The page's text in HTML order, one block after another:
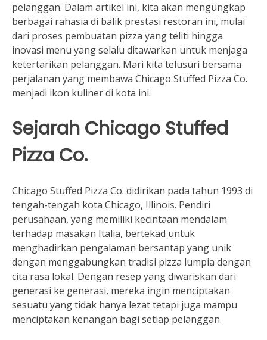
pelanggan. Dalam artikel ini, kita akan mengungkap
berbagai rahasia di balik prestasi restoran ini, mulai
dari proses pembuatan pizza yang teliti hingga
inovasi menu yang selalu ditawarkan untuk menjaga
ketertarikan pelanggan. Mari kita telusuri bersama
perjalanan yang membawa Chicago Stuffed Pizza Co.
menjadi ikon kuliner di kota ini.
Sejarah Chicago Stuffed
Pizza Co.
Chicago Stuffed Pizza Co. didirikan pada tahun 1993 di
tengah-tengah kota Chicago, Illinois. Pendiri
perusahaan, yang memiliki kecintaan mendalam
terhadap masakan Italia, bertekad untuk
menghadirkan pengalaman bersantap yang unik
dengan menggabungkan tradisi pizza lumpia dengan
cita rasa lokal. Dengan resep yang diwariskan dari
generasi ke generasi, mereka ingin menciptakan
sesuatu yang tidak hanya lezat tetapi juga mampu
menciptakan kenangan bagi setiap pelanggan.